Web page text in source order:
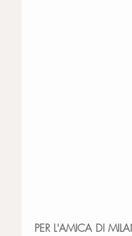
PER L'AMICA DI